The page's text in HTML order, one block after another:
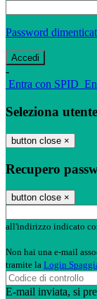
Password
-
Entra con SPID
Seleziona utente
button close ×
Recupero
button close ×
all'indirizzo indicato
Non hai una e-mail
tramite la Login
E-mail inviata, si